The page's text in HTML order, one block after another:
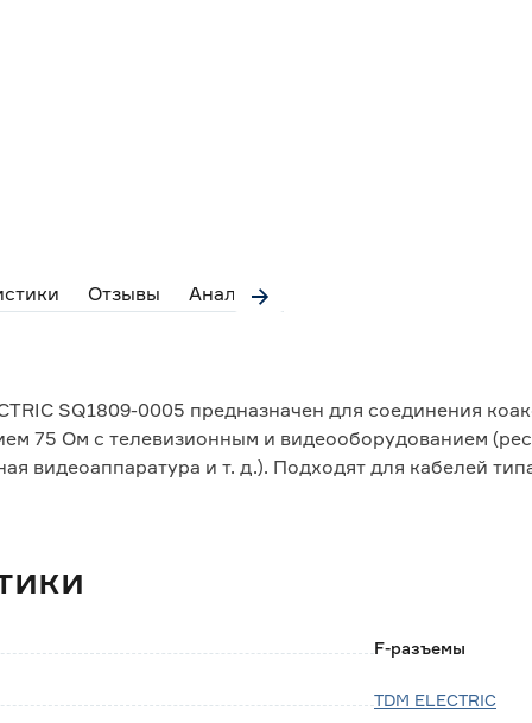
Отзывы Аналоги
SQ1809-0005 предназначен для соединения
75 Ом с телевизионным и видеооборудованием
видеоаппаратура и т. д.). Подходят для кабелей
F-разъемы
TDM ELECTRIC